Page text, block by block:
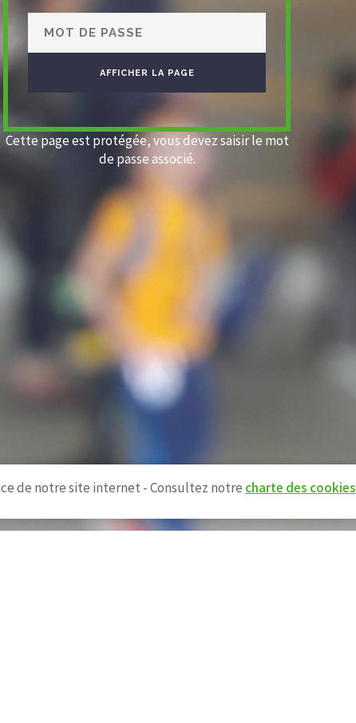
Cette page est protégée, vous devez saisir le mot
de passe associé.
de notre site internet - Consultez notre charte des cookies